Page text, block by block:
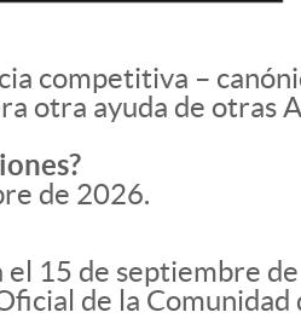
competitiva –
otra ayuda de otras
de 2026.
15 de septiembre
de la Comunidad